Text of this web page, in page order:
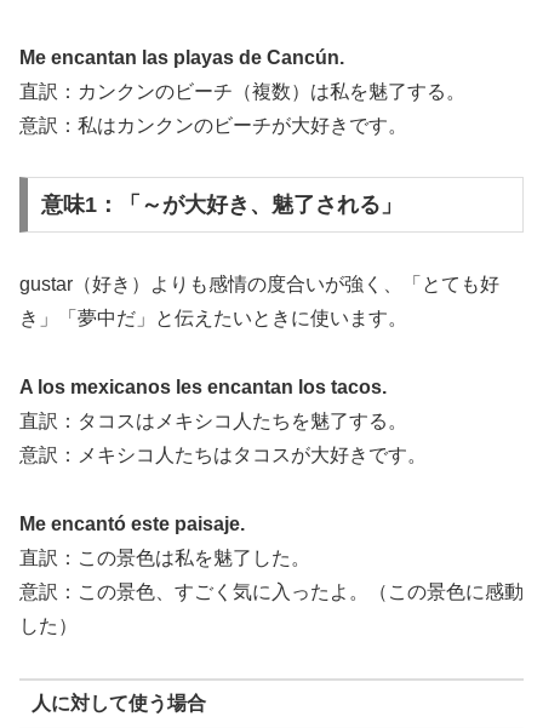
Me encantan las playas de Cancún.
直訳：カンクンのビーチ（複数）は私を魅了する。
意訳：私はカンクンのビーチが大好きです。
意味1：「～が大好き、魅了される」
gustar（好き）よりも感情の度合いが強く、「とても好
き」「夢中だ」と伝えたいときに使います。
A los mexicanos les encantan los tacos.
直訳：タコスはメキシコ人たちを魅了する。
意訳：メキシコ人たちはタコスが大好きです。
Me encantó este paisaje.
直訳：この景色は私を魅了した。
意訳：この景色、すごく気に入ったよ。（この景色に感動
した）
人に対して使う場合